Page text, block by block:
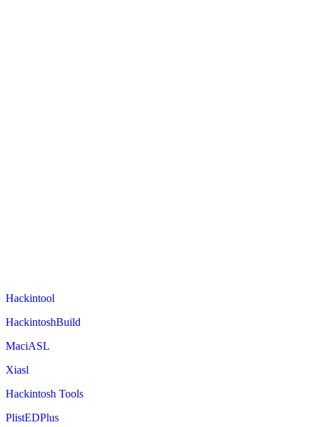
Hackintool
HackintoshBuild
MaciASL
Xiasl
Hackintosh Tools
PlistEDPlus